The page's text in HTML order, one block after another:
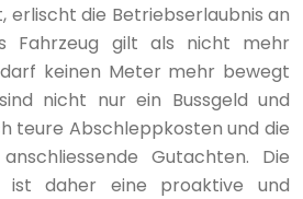
erlischt die Betriebserlaubnis an
Fahrzeug gilt als nicht mehr
keinen Meter mehr bewegt
nicht nur ein Bussgeld und
teure Abschleppkosten und die
Gutachten. Die
ist daher eine proaktive und